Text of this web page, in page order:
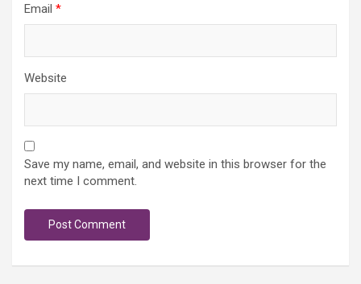
Email *
Website
Save my name, email, and website in this browser for the
next time I comment.